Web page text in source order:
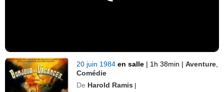
20 juin 1984en salle | 1h 38min | Aventure
Comédie
De Harold Ramis |